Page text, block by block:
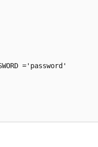
='password'